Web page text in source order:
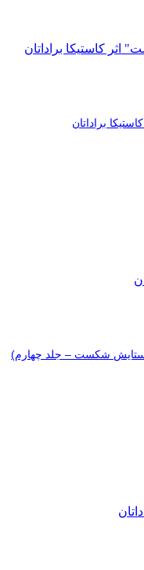
براداتان
ستایش شکست – جلد چهارم)